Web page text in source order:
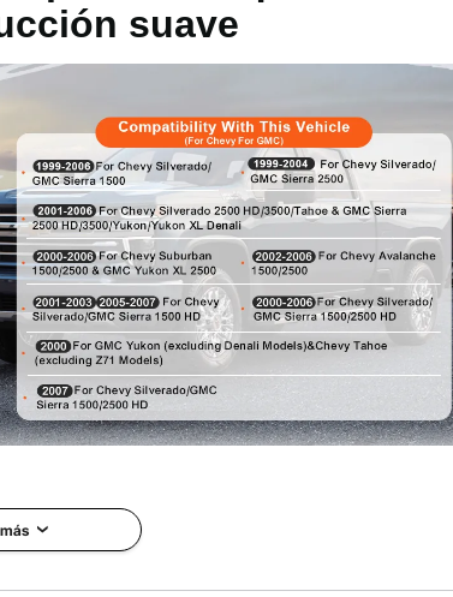
14,96 pulgadas / 555 x 306 x 380 mm
suave
del vehículo garantiza una compatibilidad sin